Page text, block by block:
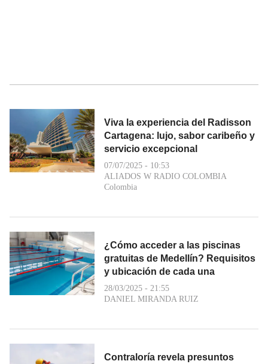
Viva la experiencia del Radisson
Cartagena: lujo, sabor caribeño y
servicio excepcional
07/07/2025 - 10:53
ALIADOS W RADIO COLOMBIA
Colombia
¿Cómo acceder a las piscinas
gratuitas de Medellín? Requisitos
y ubicación de cada una
28/03/2025 - 21:55
DANIEL MIRANDA RUIZ
Contraloría revela presuntos